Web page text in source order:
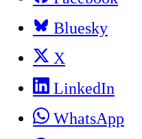
Bluesky
X
LinkedIn
WhatsApp